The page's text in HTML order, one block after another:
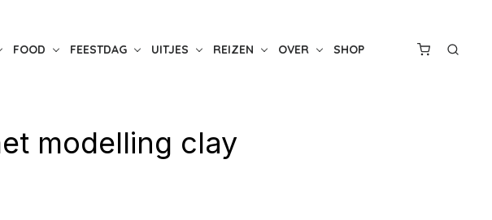
FOOD FEESTDAG UITJES REIZEN OVER SHOP
modelling clay